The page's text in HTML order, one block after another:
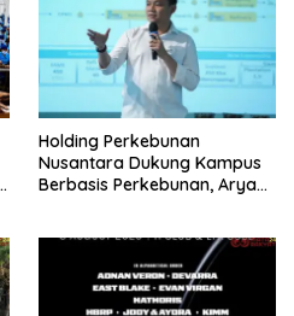
Holding Perkebunan
Nusantara Dukung Kampus
Berbasis Perkebunan, Arya
Pertama Magister ITSI